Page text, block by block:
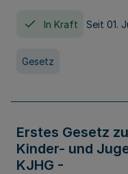
In Kraft Seit 01.
Gesetz
Erstes Gesetz
Kinder- und
KJHG -